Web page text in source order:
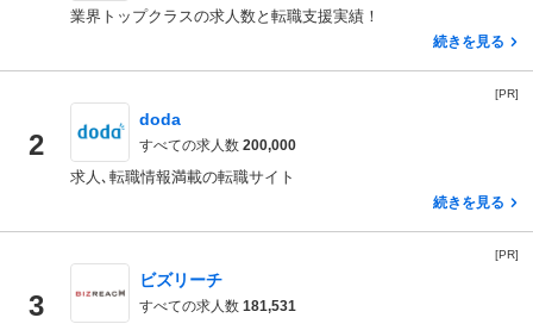
業界トップクラスの求人数と転職支援実績！
続きを見る
[PR]
2
doda
すべての求人数 200,000
求人､転職情報満載の転職サイト
続きを見る
[PR]
3
ビズリーチ
すべての求人数 181,531